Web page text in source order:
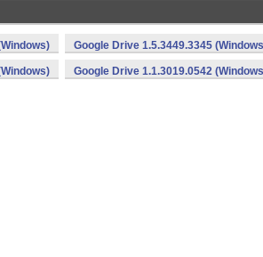
Google Drive 1.5.3449.3345
Google Drive 1.1.3019.0542